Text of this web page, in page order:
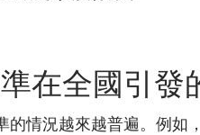
在全國引發
的情況越來越普遍。例如